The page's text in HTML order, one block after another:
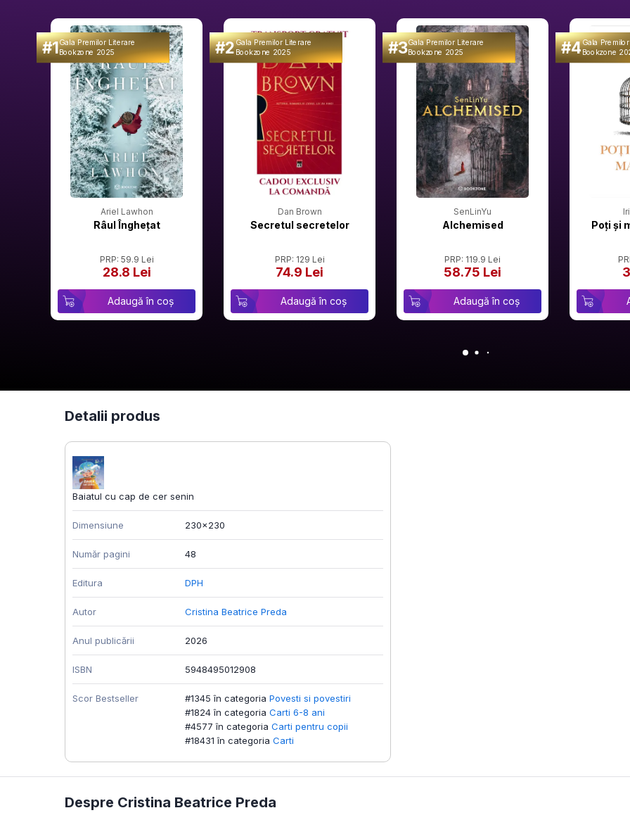
#1Gala Premilor Literare
Bookzone 2025
Ariel Lawhon
Râul Înghețat
PRP: 59.9 Lei
28.8 Lei
Adaugă în coș
#2Gala Premilor Literare
Bookzone 2025
Dan Brown
Secretul secretelor
PRP: 129 Lei
74.9 Lei
Adaugă în coș
#3Gala Premilor Literare
Bookzone 2025
SenLinYu
Alchemised
PRP: 119.9 Lei
58.75 Lei
Adaugă în coș
#4Gala
Bookzone
Poți și
Detalii produs
Baiatul cu cap de cer senin
Dimensiune 230x230
Număr pagini 48
Editura DPH
Autor Cristina Beatrice Preda
Anul publicării 2026
ISBN 5948495012908
Scor Bestseller #1345 în categoria Povesti si povestiri
#1824 în categoria Carti 6-8 ani
#4577 în categoria Carti pentru copii
#18431 în categoria Carti
Despre Cristina Beatrice Preda